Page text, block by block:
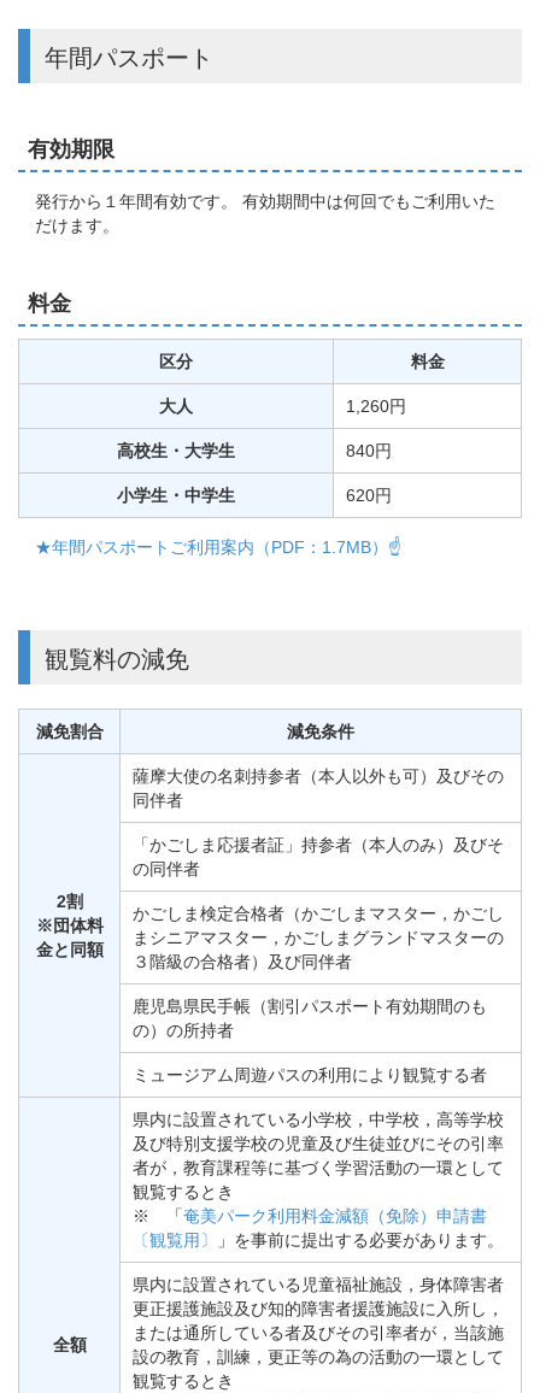
年間パスポート
有効期限
発行から１年間有効です。 有効期間中は何回でもご利用いた
だけます。
料金
区分 料金
大人 1,260円
高校生・大学生 840円
小学生・中学生 620円
★年間パスポートご利用案内（PDF：1.7MB）☝
観覧料の減免
減免割合 減免条件
2割
※団体料
金と同額
薩摩大使の名刺持参者（本人以外も可）及びその
同伴者
「かごしま応援者証」持参者（本人のみ）及びそ
の同伴者
かごしま検定合格者（かごしまマスター，かごし
まシニアマスター，かごしまグランドマスターの
３階級の合格者）及び同伴者
鹿児島県民手帳（割引パスポート有効期間のも
の）の所持者
ミュージアム周遊パスの利用により観覧する者
全額
県内に設置されている小学校，中学校，高等学校
及び特別支援学校の児童及び生徒並びにその引率
者が，教育課程等に基づく学習活動の一環として
観覧するとき
※ 「奄美パーク利用料金減額（免除）申請書
〔観覧用〕
」を事前に提出する必要があります。
県内に設置されている児童福祉施設，身体障害者
更正援護施設及び知的障害者援護施設に入所し，
または通所している者及びその引率者が，当該施
設の教育，訓練，更正等の為の活動の一環として
観覧するとき